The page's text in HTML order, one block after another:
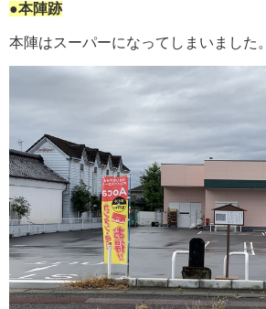
●本陣跡
本陣はスーパーになってしまいました。